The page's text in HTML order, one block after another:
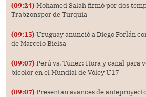
(09:24) Mohamed Salah firmó por dos
Trabzonspor de Turquía
(09:15) Uruguay anunció a Diego Forlán
de Marcelo Bielsa
(09:07) Perú vs. Túnez: Hora y canal para
bicolor en el Mundial de Vóley U17
(09:07) Presentan avances de